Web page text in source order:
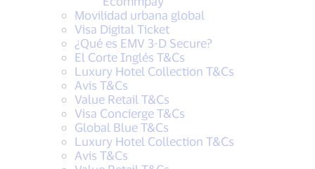
Movilidad urbana global
Visa Digital Ticket
¿Qué es EMV 3-D Secure?
El Corte Inglés T&Cs
Luxury Hotel Collection T&Cs
Avis T&Cs
Value Retail T&Cs
Visa Concierge T&Cs
Global Blue T&Cs
Luxury Hotel Collection T&Cs
Avis T&Cs